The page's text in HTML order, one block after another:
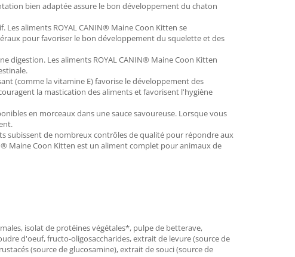
bien adaptée assure le bon développement du chaton
aliments ROYAL CANIN® Maine Coon Kitten se
pour favoriser le bon développement du squelette et des
Les aliments ROYAL CANIN® Maine Coon Kitten
(comme la vitamine E) favorise le développement des
la mastication des aliments et favorisent l'hygiène
en morceaux dans une sauce savoureuse. Lorsque vous
subissent de nombreux contrôles de qualité pour répondre aux
Maine Coon Kitten est un aliment complet pour animaux de
isolat de protéines végétales*, pulpe de betterave,
d'oeuf, fructo-oligosaccharides, extrait de levure (source de
(source de glucosamine), extrait de souci (source de